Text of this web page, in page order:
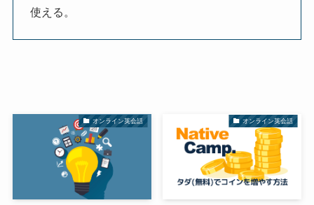
使える。
オンライン英会話 オンライン英会話